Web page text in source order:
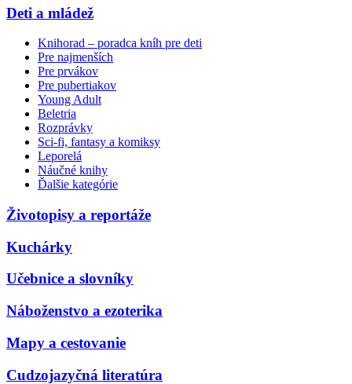
Deti a mládež
Knihorad – poradca kníh pre deti
Pre najmenších
Pre prvákov
Pre pubertiakov
Young Adult
Beletria
Rozprávky
Sci-fi, fantasy a komiksy
Leporelá
Náučné knihy
Ďalšie kategórie
Životopisy a reportáže
Kuchárky
Učebnice a slovníky
Náboženstvo a ezoterika
Mapy a cestovanie
Cudzojazyčná literatúra